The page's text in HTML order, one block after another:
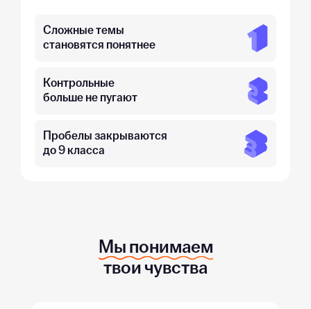
Сложные темы
становятся понятнее
Контрольные
больше не пугают
Пробелы закрываются
до 9 класса
Мы понимаем
твои чувства